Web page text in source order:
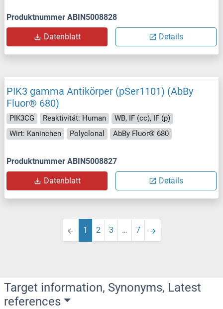
Produktnummer ABIN5008828
Datenblatt Details
PIK3 gamma Antikörper (pSer1101) (AbBy
Fluor® 680)
PIK3CG Reaktivität: Human
WB, IF (cc), IF (p)
Wirt: Kaninchen
Polyclonal AbBy Fluor® 680
Produktnummer ABIN5008827
Datenblatt Details
1 2 3 … 7
Target information, Synonyms, Latest
references